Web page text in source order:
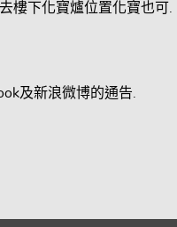
樓下化寶爐位置化寶也可.
及新浪微博的通告.